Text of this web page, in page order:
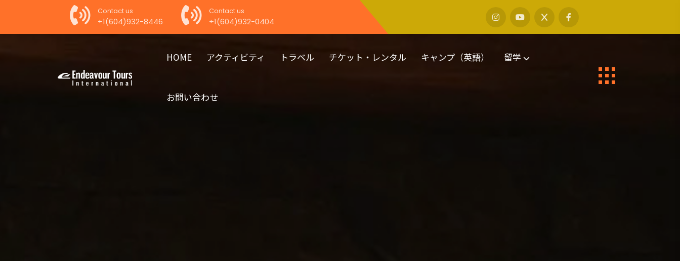
Contact us
+1(604)932-8446
Contact us
+1(604)932-0404
HOME アクティビティ トラベル チケット・レンタル キャンプ（英語） 留学
お問い合わせ